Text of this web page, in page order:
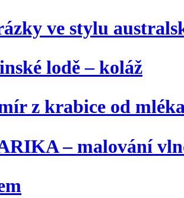
ve stylu
lodě – koláž
z krabice od
– malování